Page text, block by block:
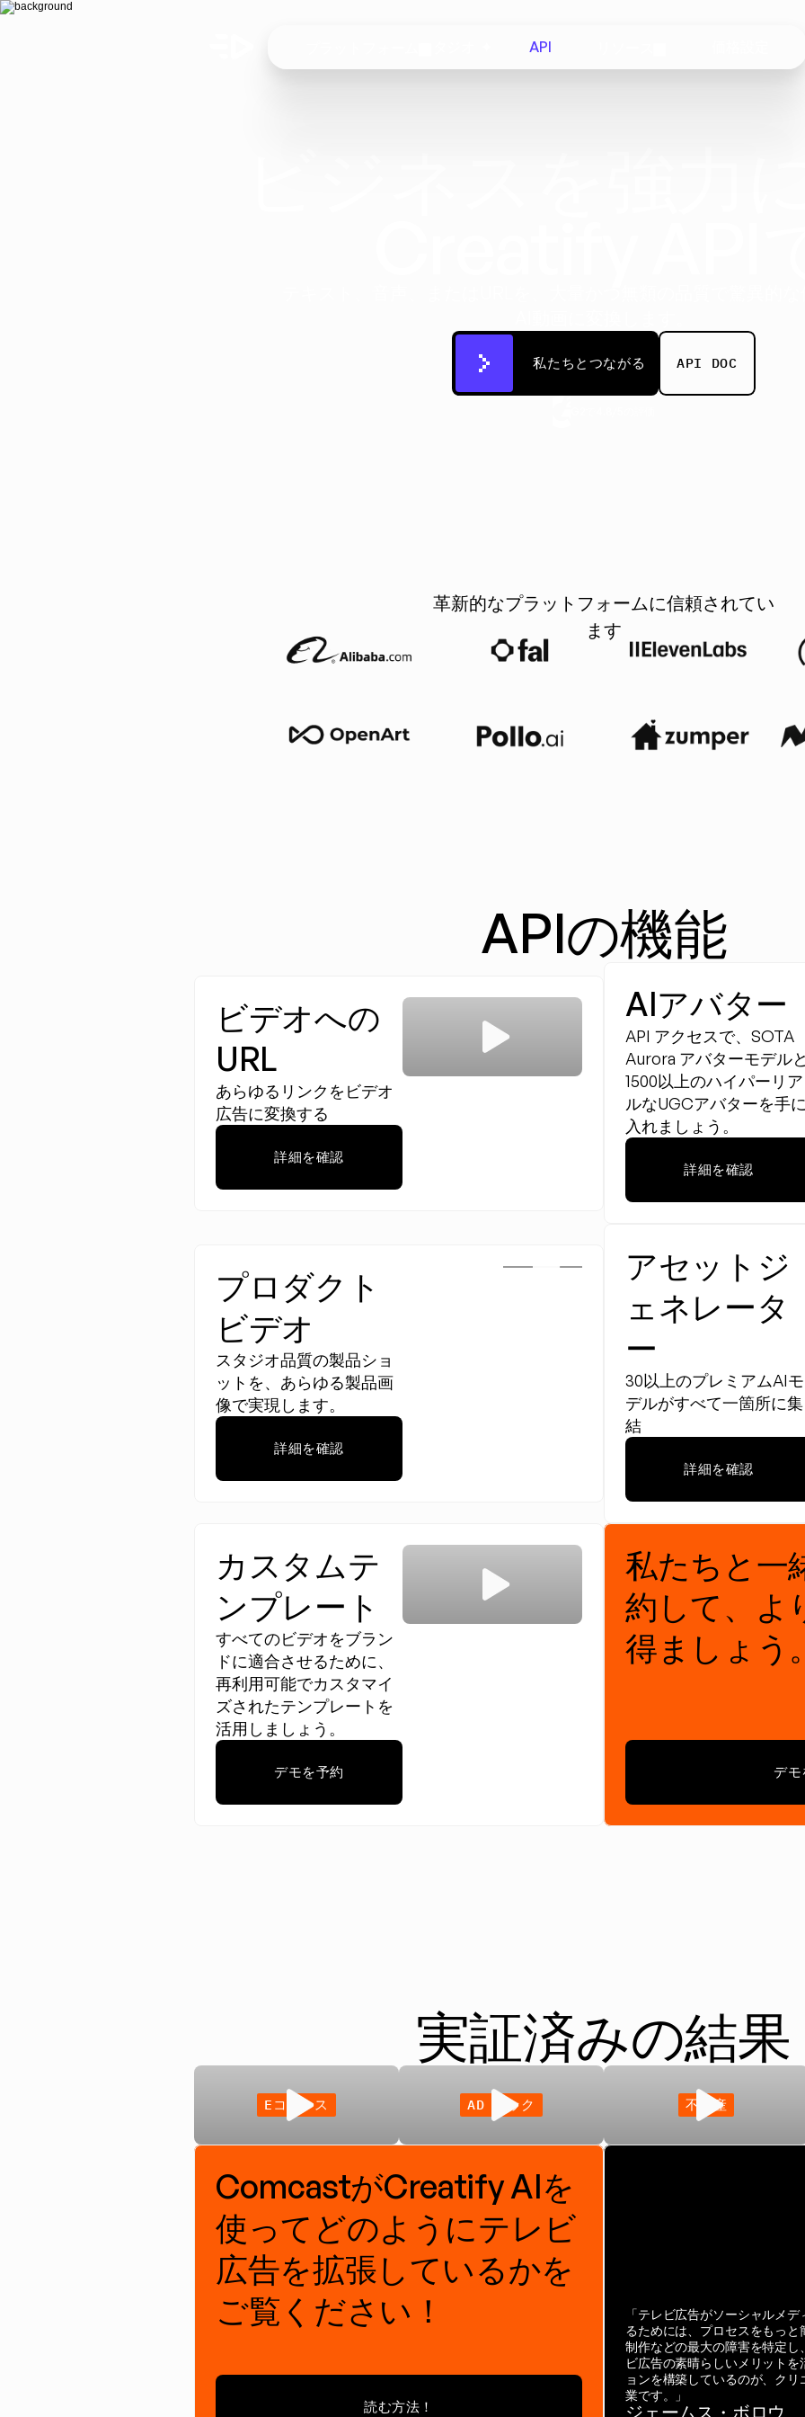
API
私たちとつながる API DOC
革新的なプラットフォームに信頼されてい
ます
APIの機能
ビデオへの
URL
あらゆるリンクをビデオ
広告に変換する
詳細を確認
AIアバター
API アクセスで、SOTA
Aurora アバターモデル
1500以上のハイパーリア
ルなUGCアバターを手
入れましょう。
詳細を確認
プロダクト
ビデオ
スタジオ品質の製品ショ
ットを、あらゆる製品画
像で実現します。
詳細を確認
アセットジ
ェネレータ
ー
30以上のプレミアムAIモ
デルがすべて一箇所に集
結
詳細を確認
カスタムテ
ンプレート
すべてのビデオをブラン
ドに適合させるために、
再利用可能でカスタマイ
ズされたテンプレートを
活用しましょう。
デモを予約
私たちと一
約して、よ
得ましょう
デ
実証済みの結果
Eコマース AD テック 不動産
ComcastがCreatify AIを
使ってどのようにテレビ
広告を拡張しているかを
ご覧ください！
読む方法！
「テレビ広告がソーシャルメ
るためには、プロセスをもっ
制作などの最大の障害を特定
ビ広告の素晴らしいメリット
ョンを構築しているのが、ク
業です。」
ジェームス・ボロウ